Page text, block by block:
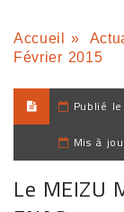
Accueil »
Février 2015
Publié le
Mis à
Le MEIZU